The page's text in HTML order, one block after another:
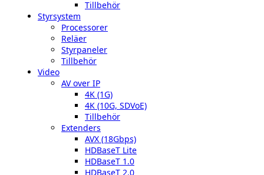
Tillbehör
Styrsystem
Processorer
Reläer
Styrpaneler
Tillbehör
Video
AV over IP
4K (1G)
4K (10G, SDVoE)
Tillbehör
Extenders
AVX (18Gbps)
HDBaseT Lite
HDBaseT 1.0
HDBaseT 2.0